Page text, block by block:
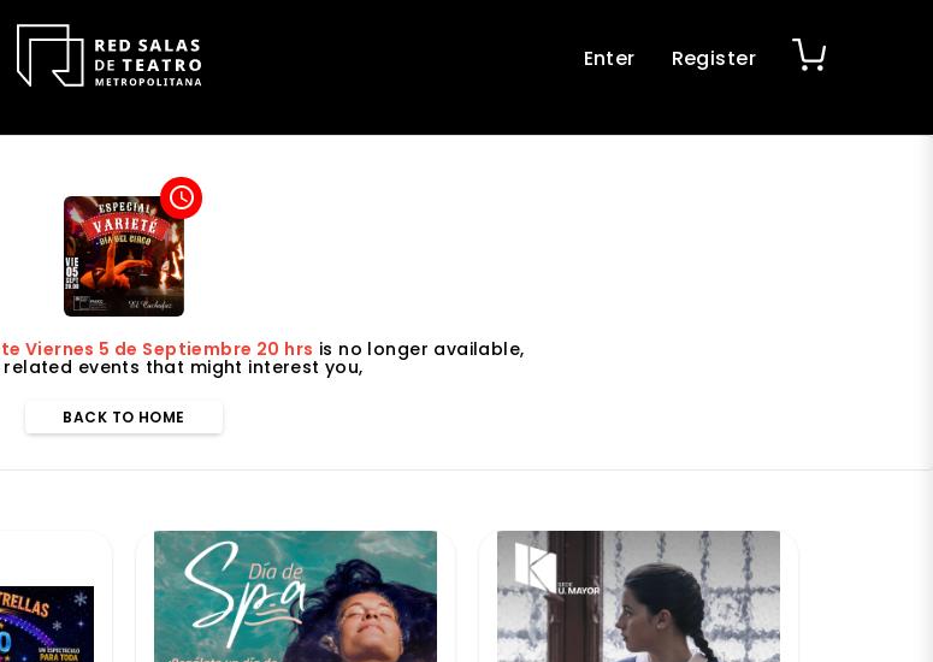
Enter Register
access_time
Viernes 5 de Septiembre 20 hrs is no longer available,
events that might interest you,
BACK TO HOME